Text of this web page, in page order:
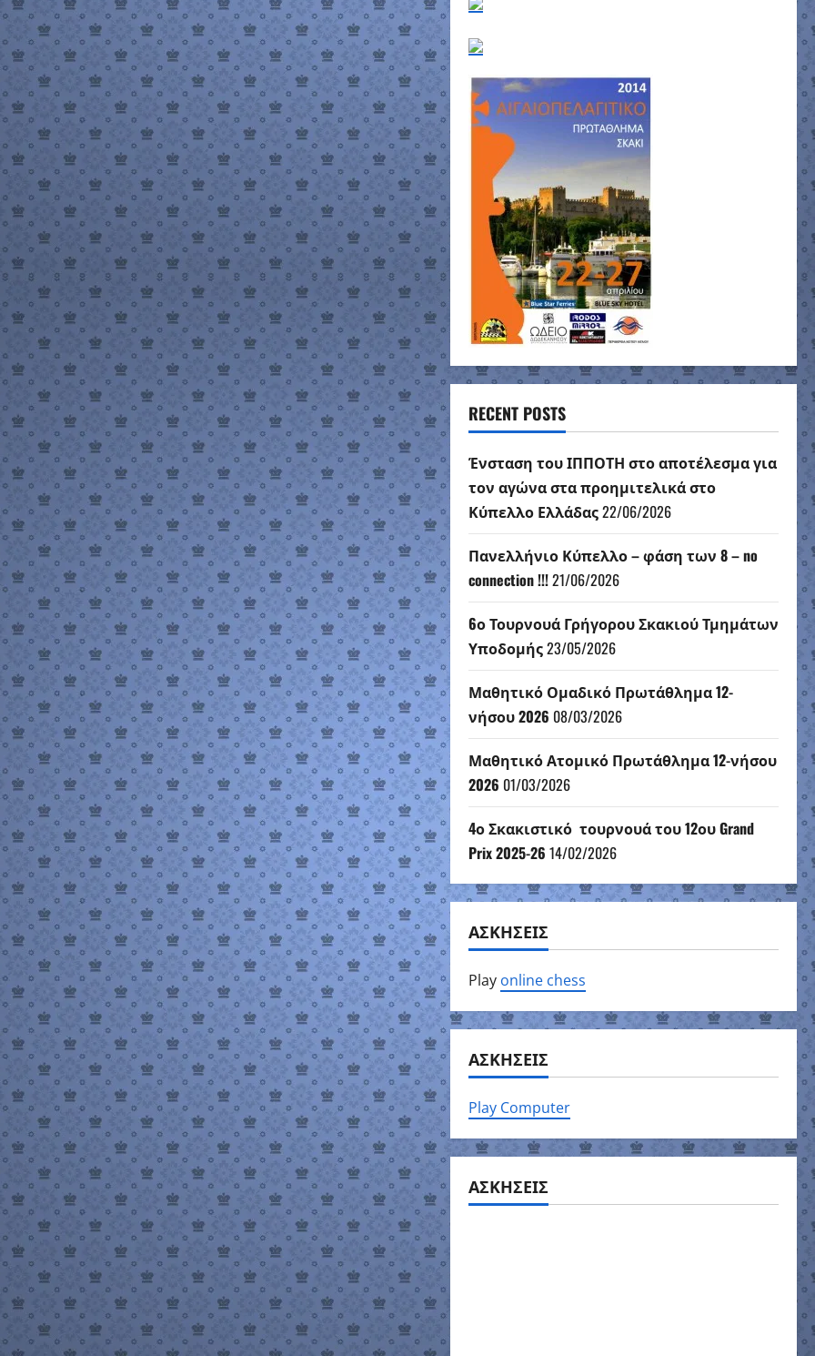
RECENT POSTS
Ένσταση του ΙΠΠΟΤΗ στο αποτέλεσμα για
τον αγώνα στα προημιτελικά στο
Κύπελλο Ελλάδας22/06/2026
Πανελλήνιο Κύπελλο – φάση των 8 – no
connection !!!21/06/2026
6ο Τουρνουά Γρήγορου Σκακιού Τμημάτων
Υποδομής23/05/2026
Μαθητικό Ομαδικό Πρωτάθλημα 12-
νήσου 2026 08/03/2026
Μαθητικό Ατομικό Πρωτάθλημα 12-νήσου
2026 01/03/2026
4ο Σκακιστικό τουρνουά του 12ου Grand
Prix 2025-26 14/02/2026
ΑΣΚΗΣΕΙΣ
Play online chess
ΑΣΚΗΣΕΙΣ
Play Computer
ΑΣΚΗΣΕΙΣ